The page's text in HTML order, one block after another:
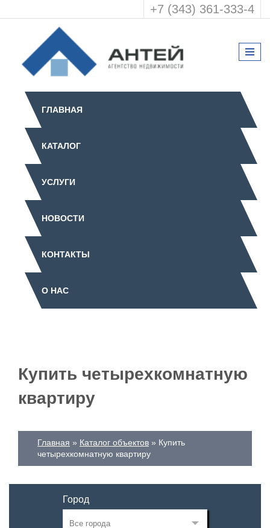
+7 (343) 361-333-4
ГЛАВНАЯ
КАТАЛОГ
УСЛУГИ
НОВОСТИ
КОНТАКТЫ
О НАС
Купить четырехкомнатную
квартиру
Главная Каталог объектов
Купить
четырехкомнатную квартиру
Город